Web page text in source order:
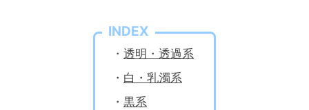
INDEX
・ 透明・透過系
・ 白・乳濁系
・ 黒系